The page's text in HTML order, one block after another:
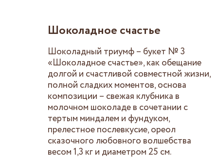
Шоколадное счастье
Шоколадный триумф – букет № 3
«Шоколадное счастье», как обещание
долгой и счастливой совместной жизни,
полной сладких моментов, основа
композиции – свежая клубника в
молочном шоколаде в сочетании с
тертым миндалем и фундуком,
прелестное послевкусие, ореол
сказочного любовного волшебства
весом 1,3 кг и диаметром 25 см.